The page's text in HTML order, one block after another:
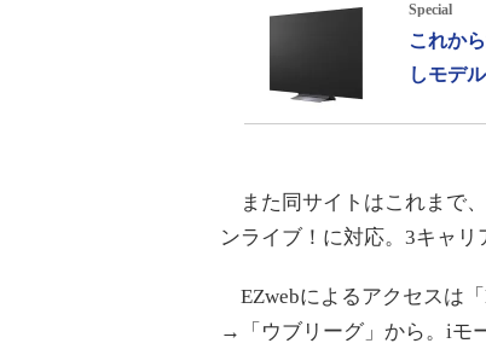
Special
これか
しモデル
また同サイトはこれまで
ンライブ！に対応。3キャリ
EZwebによるアクセスは
→「ウブリーグ」から。iモ